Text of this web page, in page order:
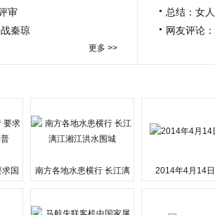
审
秦琼
更多 >>
总结：女
网友评论
国
南方各地水患横行 长江漓
2014年4月14